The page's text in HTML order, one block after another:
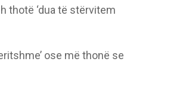
thotë ‘dua të stërvitem
ose më thonë se